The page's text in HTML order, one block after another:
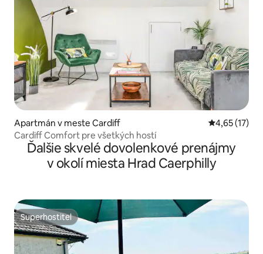
Apartmán v meste Cardiff Priemerné
4,65 (17)
Cardiff Comfort pre všetkých hostí
Ďalšie skvelé dovolenkové prenájmy
v okolí miesta Hrad Caerphilly
Superhostiteľ
Superhostiteľ